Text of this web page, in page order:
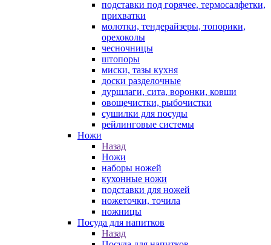
подставки под горячее, термосалфетки,
прихватки
молотки, тендерайзеры, топорики,
орехоколы
чесночницы
штопоры
миски, тазы кухня
доски разделочные
дуршлаги, сита, воронки, ковши
овощечистки, рыбочистки
сушилки для посуды
рейлинговые системы
Ножи
Назад
Ножи
наборы ножей
кухонные ножи
подставки для ножей
ножеточки, точила
ножницы
Посуда для напитков
Назад